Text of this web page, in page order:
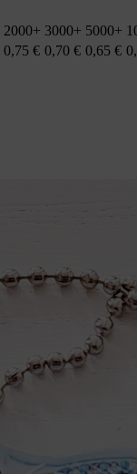
2000+ 3000+ 5000+
0,75 € 0,70 € 0,65 €